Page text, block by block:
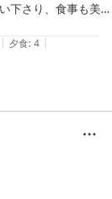
下さり、食事も美味
もご自愛しつつ、頑
| 夕食: 4 |